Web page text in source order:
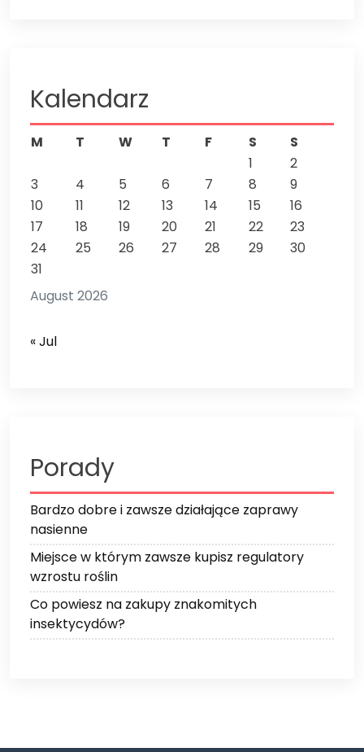
Kalendarz
August 2026
M T W T F S
S
1
2
3
4 5 6 7 8
9
10
11 12 13 14 15
16
17
18 19 20 21 22
23
24
25 26 27 28 29
30
31
« Jul
Porady
Bardzo dobre i zawsze działające zaprawy
nasienne
Miejsce w którym zawsze kupisz regulatory
wzrostu roślin
Co powiesz na zakupy znakomitych
insektycydów?